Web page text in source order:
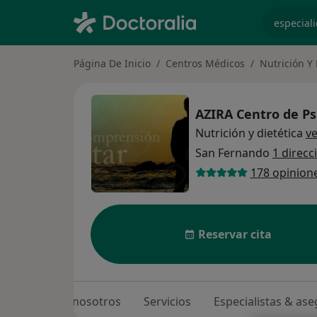
Página De Inicio Centros Médicos Nutrición Y
AZIRA Centro de
Nutrición y dietética
San Fernando 1
178
Reservar cita
Sobre nosotros Servicios Especialistas &